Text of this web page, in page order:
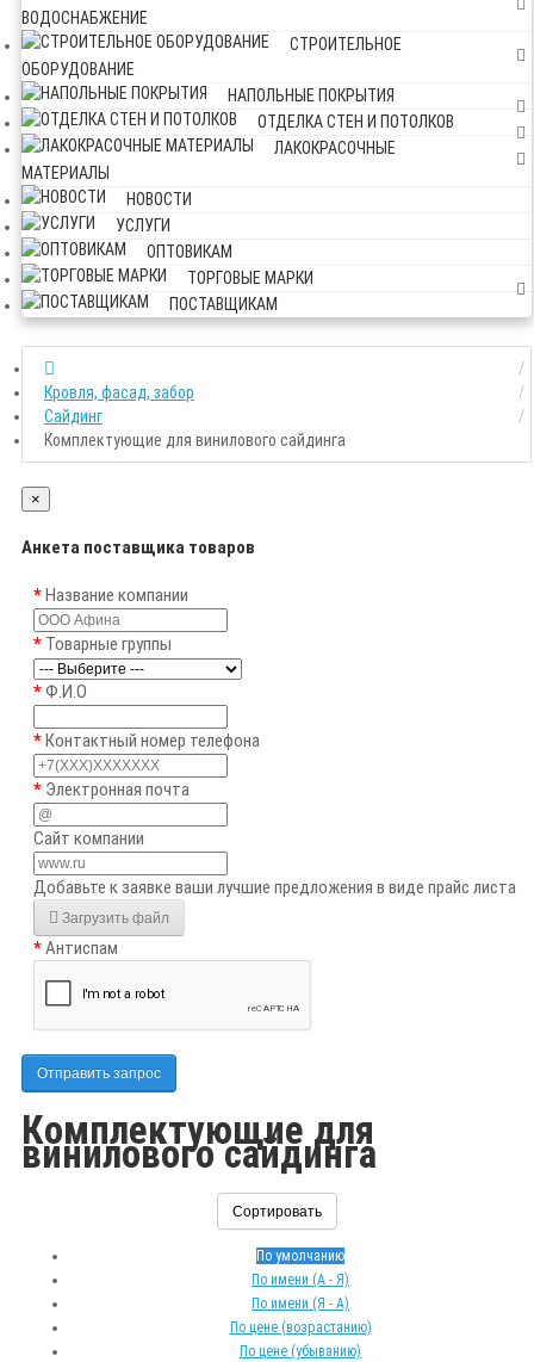
ВОДОСНАБЖЕНИЕ
СТРОИТЕЛЬНОЕ
ОБОРУДОВАНИЕ
НАПОЛЬНЫЕ ПОКРЫТИЯ
ОТДЕЛКА СТЕН И ПОТОЛКОВ
ЛАКОКРАСОЧНЫЕ
МАТЕРИАЛЫ
НОВОСТИ
УСЛУГИ
ОПТОВИКАМ
ТОРГОВЫЕ МАРКИ
ПОСТАВЩИКАМ
Кровля, фасад, забор
Сайдинг
Комплектующие для винилового сайдинга
×
Анкета поставщика товаров
Название компании
Товарные группы
Ф.И.О
Контактный номер телефона
Электронная почта
Сайт компании
Добавьте к заявке ваши лучшие предложения в виде прайс листа
Загрузить файл
Антиспам
Отправить запрос
Комплектующие для
винилового сайдинга
Сортировать
По умолчанию
По имени (A - Я)
По имени (Я - A)
По цене (возрастанию)
По цене (убыванию)